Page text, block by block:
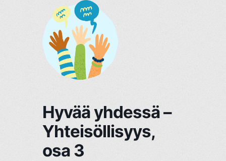
Hyvää yhdessä –
Yhteisöllisyys,
osa 3